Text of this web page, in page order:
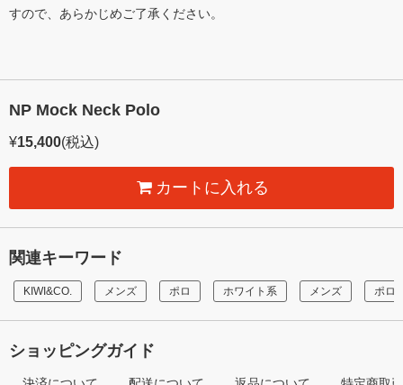
すので、あらかじめご了承ください。
NP Mock Neck Polo
¥15,400(税込)
カートに入れる
関連キーワード
KIWI&CO. メンズ ポロ ホワイト系 メンズ ポロ
ショッピングガイド